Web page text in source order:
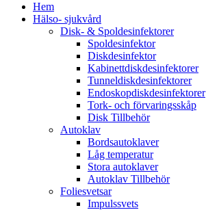
Hem
Hälso- sjukvård
Disk- & Spoldesinfektorer
Spoldesinfektor
Diskdesinfektor
Kabinettdiskdesinfektorer
Tunneldiskdesinfektorer
Endoskopdiskdesinfektorer
Tork- och förvaringsskåp
Disk Tillbehör
Autoklav
Bordsautoklaver
Låg temperatur
Stora autoklaver
Autoklav Tillbehör
Foliesvetsar
Impulssvets